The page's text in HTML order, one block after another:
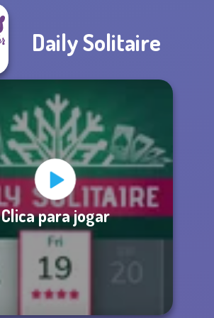
Daily Solitaire
Clica para jogar